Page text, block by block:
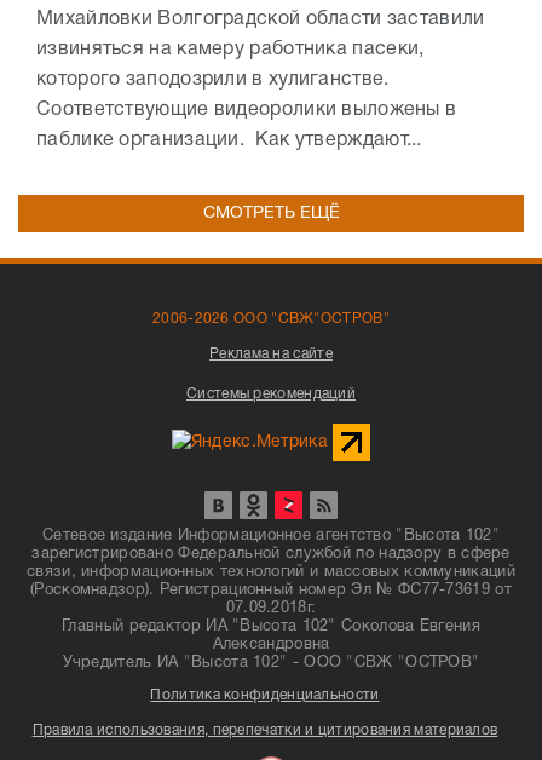
Михайловки Волгоградской области заставили
извиняться на камеру работника пасеки,
которого заподозрили в хулиганстве.
Соответствующие видеоролики выложены в
паблике организации. Как утверждают...
СМОТРЕТЬ ЕЩЁ
2006-2026 ООО "СВЖ"ОСТРОВ"
Реклама на сайте
Системы рекомендаций
Сетевое издание Информационное агентство "Высота 102"
зарегистрировано Федеральной службой по надзору в сфере
связи, информационных технологий и массовых коммуникаций
(Роскомнадзор). Регистрационный номер Эл № ФС77-73619 от
07.09.2018г.
Главный редактор ИА "Высота 102" Соколова Евгения
Александровна
Учредитель ИА "Высота 102" - ООО "СВЖ "ОСТРОВ"
Политика конфиденциальности
Правила использования, перепечатки и цитирования материалов